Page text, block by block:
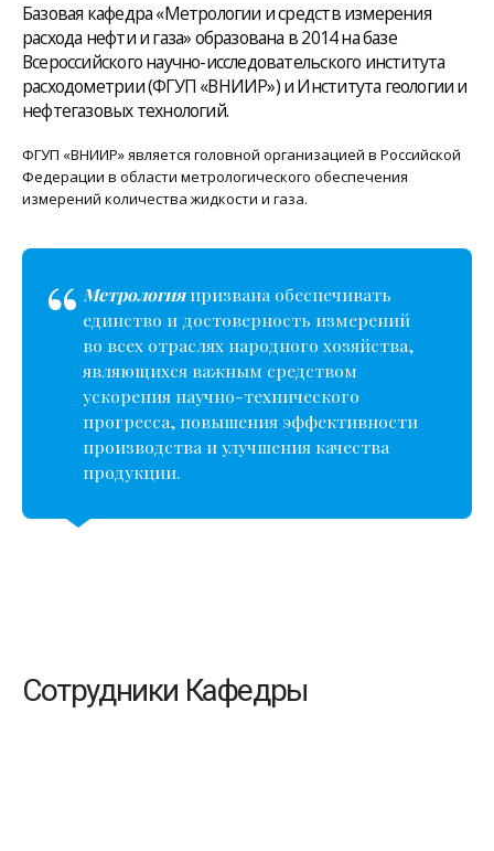
Базовая кафедра «Метрологии и средств измерения
расхода нефти и газа» образована в 2014 на базе
Всероссийского научно-исследовательского института
расходометрии (ФГУП «ВНИИР») и Института геологии и
нефтегазовых технологий.
ФГУП «ВНИИР» является головной организацией в Российской
Федерации в области метрологического обеспечения
измерений количества жидкости и газа.
Метрологияпризвана обеспечивать
единство и достоверность измерений
во всех отраслях народного хозяйства,
являющихся важным средством
ускорения научно-технического
прогресса, повышения эффективности
производства и улучшения качества
продукции.
Сотрудники Кафедры